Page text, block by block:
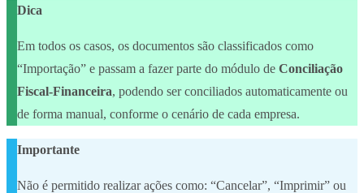
Dica
Em todos os casos, os documentos são classificados como
“Importação” e passam a fazer parte do módulo de Conciliação
Fiscal-Financeira, podendo ser conciliados automaticamente ou
de forma manual, conforme o cenário de cada empresa.
Importante
Não é permitido realizar ações como: “Cancelar”, “Imprimir” ou